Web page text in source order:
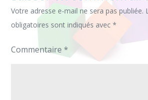
Votre adresse e-mail ne sera pas publiée.
obligatoires sont indiqués avec*
Commentaire *